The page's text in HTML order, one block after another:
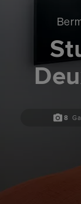
8